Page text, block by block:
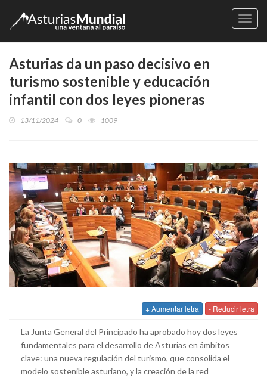
Asturias da un paso decisivo en
turismo sostenible y educación
infantil con dos leyes pioneras
13/11/2024 0 1009
+ Aumentar letra - Reducir letra
La Junta General del Principado ha aprobado hoy dos leyes
fundamentales para el desarrollo de Asturias en ámbitos
clave: una nueva regulación del turismo, que consolida el
modelo sostenible asturiano, y la creación de la red